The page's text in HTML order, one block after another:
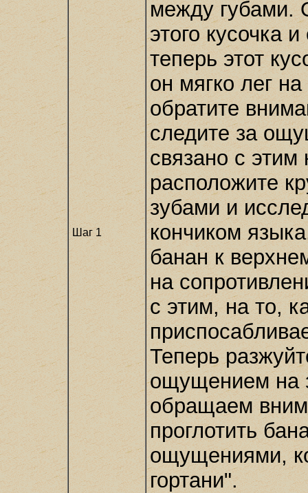
Шаг 1
между губами.
этого кусочка
теперь этот
он мягко лег
обратите
следите за
связано с этим
расположите
зубами и
кончиком
банан к
на
с этим, на то,
Теперь
ощущением на
обращаем
проглотить
ощущениями,
гортани".